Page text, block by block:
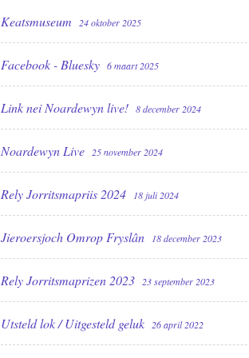
Keatsmuseum 24 oktober 2025
Facebook - Bluesky 6 maart 2025
Link nei Noardewyn live! 8 december 2024
Noardewyn Live 25 november 2024
Rely Jorritsmapriis 2024 18 juli 2024
Jieroersjoch Omrop Fryslân 18 december 2023
Rely Jorritsmaprizen 2023 23 september 2023
Utsteld lok / Uitgesteld geluk 26 april 2022